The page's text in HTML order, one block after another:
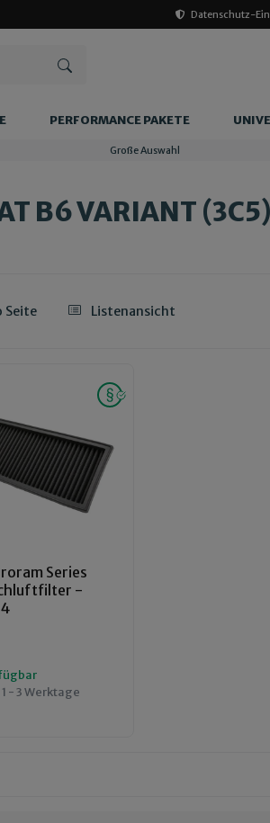
Datenschutz-
PERFORMANCE PAKETE
Große Auswahl
B6 VARIANT
Seite Listenansicht
Series
-
1 - 3 Werktage